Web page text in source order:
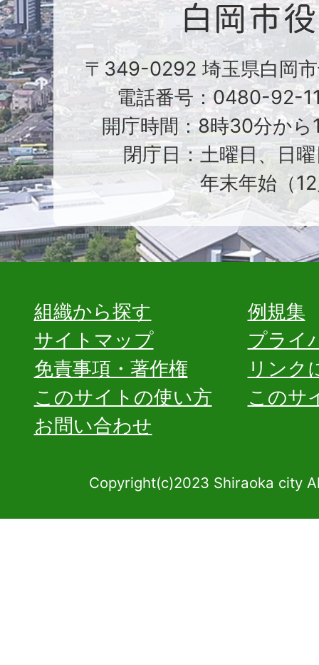
〒349-0292 埼玉県白岡
電話番号：0480-92-
開庁時間：8時30分から
閉庁日：土曜日、日
年末年始（
組織から探す
例規集
サイトマップ
プライ
免責事項・著作権
リンク
このサイトの使い方
このサ
お問い合わせ
Copyright(c)2023 Shiraoka city